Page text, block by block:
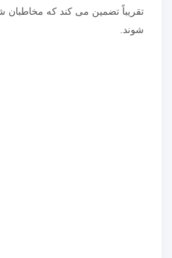
تقریباً تضمین می کند که
شوند.